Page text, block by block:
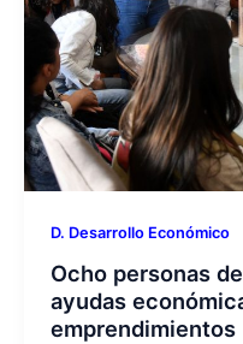
D. Desarrollo Económico
Ocho personas
ayudas
emprendimientos